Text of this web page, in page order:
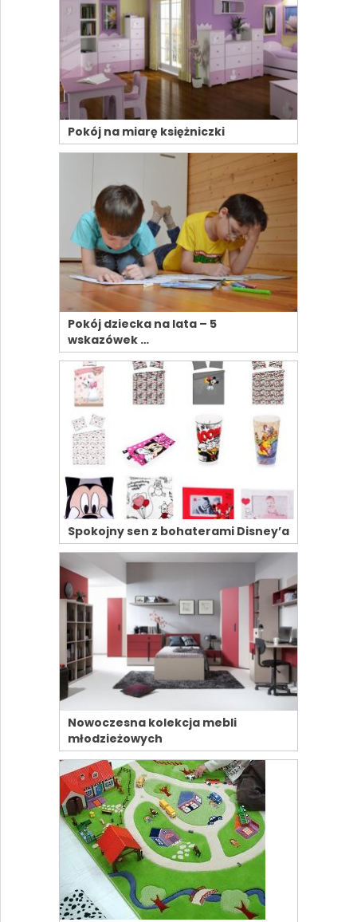
Pokój na miarę księżniczki
Pokój dziecka na lata – 5
wskazówek …
Spokojny sen z bohaterami Disney’a
Nowoczesna kolekcja mebli
młodzieżowych